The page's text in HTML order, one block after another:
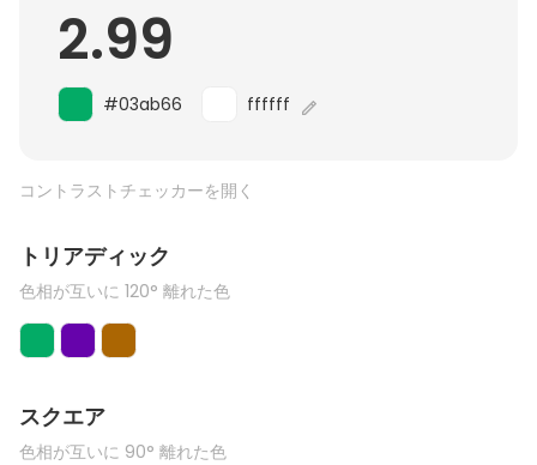
2.99
#03ab66 ffffff
コントラストチェッカーを開く
トリアディック
色相が互いに 120° 離れた色
スクエア
色相が互いに 90° 離れた色